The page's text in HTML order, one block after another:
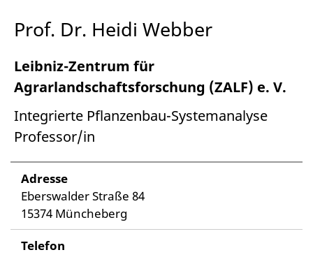
Prof. Dr. Heidi Webber
Leibniz-Zentrum für
Agrarlandschaftsforschung (ZALF) e. V.
Integrierte Pflanzenbau-Systemanalyse
Professor/in
Adresse
Eberswalder Straße 84
15374 Müncheberg​
Telefon